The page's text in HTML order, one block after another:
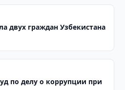
двух граждан Узбекистана
по делу о коррупции при